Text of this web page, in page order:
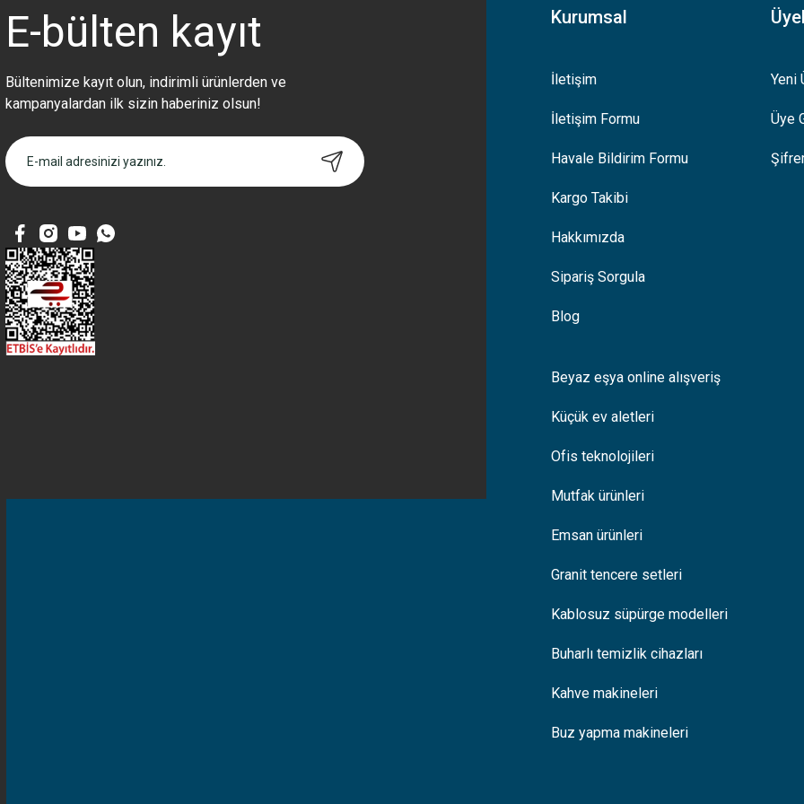
Bu ürüne benzer farklı alternatifler olmalı.
Gönder
E-bülten kayıt
Bültenimize kayıt olun, indirimli ürünlerden ve
kampanyalardan ilk sizin haberiniz olsun!
Kurumsal
İletişim
İletişim Formu
Havale Bildirim Formu
Kargo Takibi
Hakkımızda
Sipariş Sorgula
Blog
Yeni
Üye
Beyaz eşya online alışveriş
Küçük ev aletleri
Ofis teknolojileri
Mutfak ürünleri
Emsan ürünleri
Granit tencere setleri
Kablosuz süpürge modelleri
Buharlı temizlik cihazları
Kahve makineleri
Buz yapma makineleri